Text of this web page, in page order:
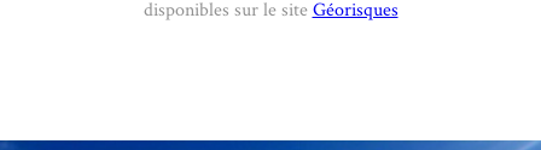
disponibles sur le siteGéorisques